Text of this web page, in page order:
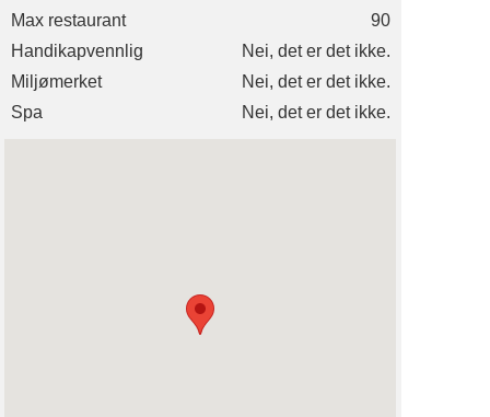
Max restaurant
90
Handikapvennlig
Nei, det er det ikke.
Miljømerket
Nei, det er det ikke.
Spa
Nei, det er det ikke.